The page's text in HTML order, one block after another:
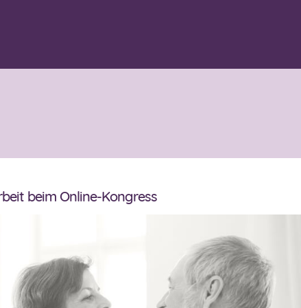
beim Online-Kongress